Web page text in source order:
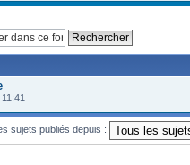
sujets publiés depuis :